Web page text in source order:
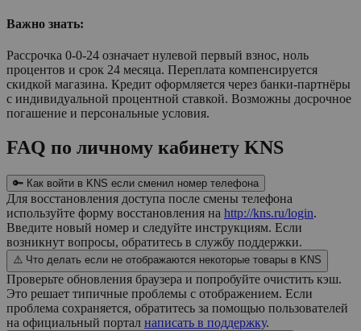
Важно знать:
Рассрочка 0-0-24 означает нулевой первый взнос, ноль
процентов и срок 24 месяца. Переплата компенсируется
скидкой магазина. Кредит оформляется через банки-партнёры
с индивидуальной процентной ставкой. Возможны досрочное
погашение и персональные условия.
FAQ по личному кабинету KNS
🔑 Как войти в KNS если сменил номер телефона
Для восстановления доступа после смены телефона
используйте форму восстановления на http://kns.ru/login.
Введите новый номер и следуйте инструкциям. Если
возникнут вопросы, обратитесь в службу поддержки.
⚠️ Что делать если не отображаются некоторые товары в KNS
Проверьте обновления браузера и попробуйте очистить кэш.
Это решает типичные проблемы с отображением. Если
проблема сохраняется, обратитесь за помощью пользователей
на официальный портал написать в поддержку.